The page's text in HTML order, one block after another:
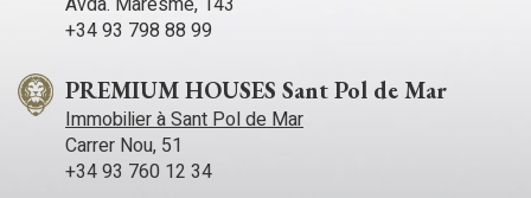
bien desservi par un service de bus régulier vers le centre-
ville et offre un accès facile aux autoroutes menant à
+34 93 798 88 99
PREMIUM HOUSES Sant Pol de Mar
Immobilier à Sant Pol de Mar
Carrer Nou, 51
+34 93 760 12 34